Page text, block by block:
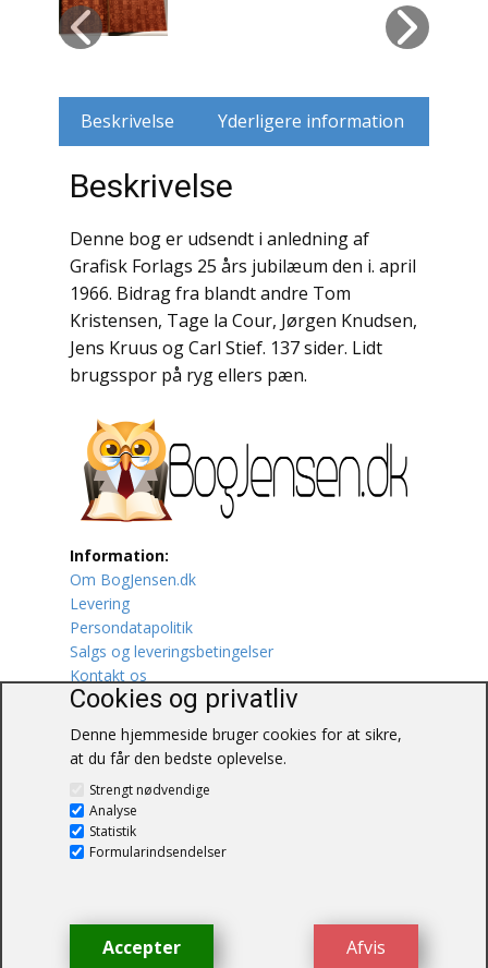
Husdyr
Jernbaner
Kirkehistorie / Religion
Krige / Slag
Krop / Sind
Kunst
Landbrug / Skovbrug
Litteraturhistorie
Lokalhistorie / Topografi
Lufttrafik / Fly
Lystfiskeri
Mad
Musik
Mytologi / Sagn / Sagaer
Oldtidskundskab
Øvrige
Beskrivelse Yderligere information
Beskrivelse
Denne bog er udsendt i anledning af
Grafisk Forlags 25 års jubilæum den i. april
1966. Bidrag fra blandt andre Tom
Kristensen, Tage la Cour, Jørgen Knudsen,
Jens Kruus og Carl Stief. 137 sider. Lidt
brugsspor på ryg ellers pæn.
Information:
Om BogJensen.dk
Levering
Persondatapolitik
Salgs og leveringsbetingelser
Kontakt os
Blåkærvej 25
6052 Viuf
Tlf.:60703190
© BogJensen.dk – Alle rettigheder
Cookies og privatliv
Denne hjemmeside bruger cookies for at sikre,
at du får den bedste oplevelse.
Strengt nødvendige
Analyse
Statistik
Formularindsendelser
Afvis
Accepter